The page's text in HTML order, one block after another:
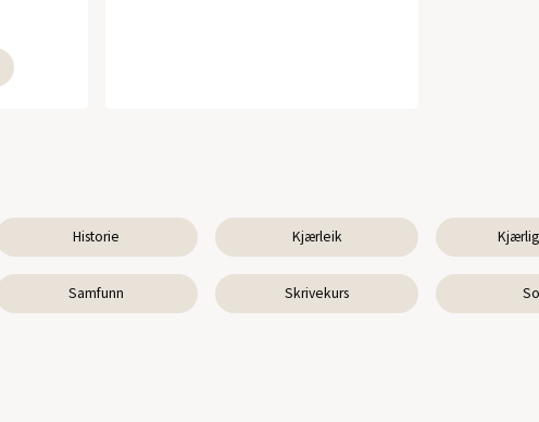
Historie Kjærleik
Samfunn Skrivekurs